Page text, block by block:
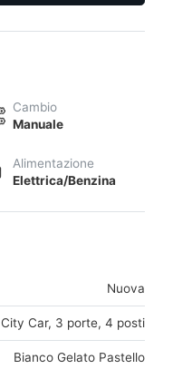
Cambio
Manuale
Alimentazione
Elettrica/Benzina
Nuova
City Car, 3 porte, 4 posti
Bianco Gelato Pastello